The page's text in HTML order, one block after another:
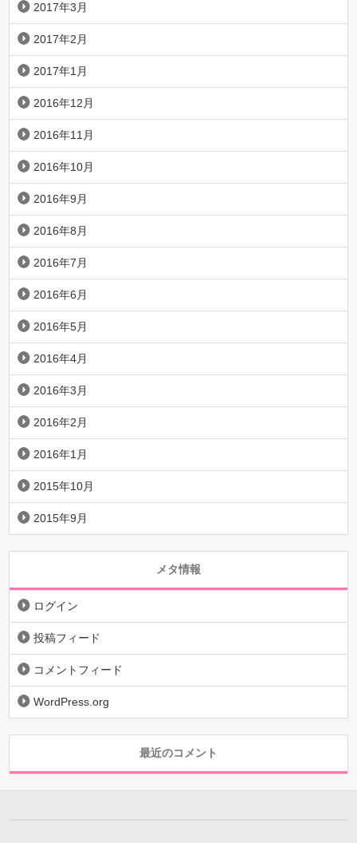
2017年3月
2017年2月
2017年1月
2016年12月
2016年11月
2016年10月
2016年9月
2016年8月
2016年7月
2016年6月
2016年5月
2016年4月
2016年3月
2016年2月
2016年1月
2015年10月
2015年9月
メタ情報
ログイン
投稿フィード
コメントフィード
WordPress.org
最近のコメント